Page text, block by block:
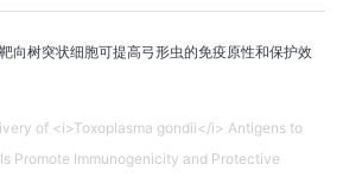
向树突状细胞可提高弓形虫的免疫原性和保护效
of <i>Toxoplasma gondii</i> Antigens to
Promote Immunogenicity and Protective